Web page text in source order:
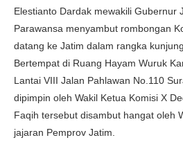
Elestianto Dardak mewakili Gubernur
Parawansa menyambut rombongan
datang ke Jatim dalam rangka
Bertempat di Ruang Hayam Wuruk
Lantai VIII Jalan Pahlawan No.110
dipimpin oleh Wakil Ketua Komisi X
Faqih tersebut disambut hangat oleh
jajaran Pemprov Jatim.